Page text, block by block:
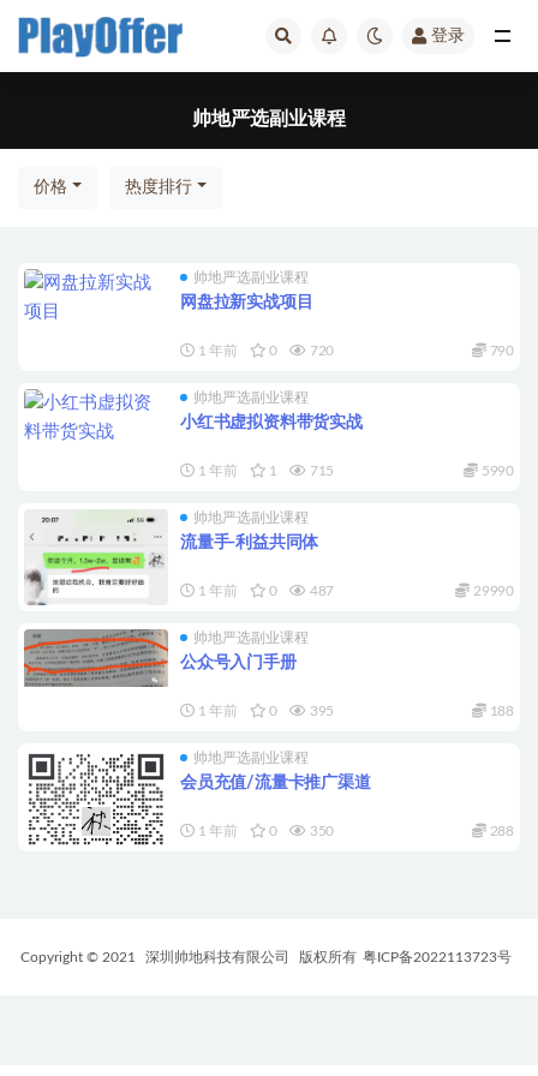
登录
帅地严选副业课程
价格 热度排行
帅地严选副业课程
网盘拉新实战项目
1 年前 0 720 790
帅地严选副业课程
小红书虚拟资料带货实战
1 年前 1 715 5990
帅地严选副业课程
流量手-利益共同体
1 年前 0 487 29990
帅地严选副业课程
公众号入门手册
1 年前 0 395 188
帅地严选副业课程
会员充值/流量卡推广渠道
1 年前 0 350 288
Copyright © 2021 深圳帅地科技有限公司 版权所有 粤ICP备2022113723号